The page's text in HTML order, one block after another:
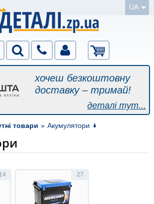
UA
хочеш безкоштовну
доставку – тримай!
деталі тут...
товари » Акумулятори
14
27